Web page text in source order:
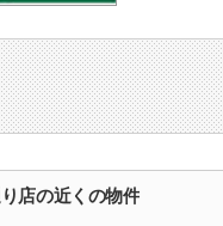
店の近くの物件